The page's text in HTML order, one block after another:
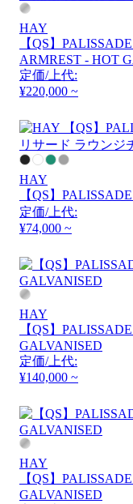
HAY
【QS】
ARMREST - HOT
定価/上代:
¥220,000 ~
HAY
【QS】
定価/上代:
¥74,000 ~
HAY
【QS】
GALVANISED
定価/上代:
¥140,000 ~
HAY
【QS】
GALVANISED